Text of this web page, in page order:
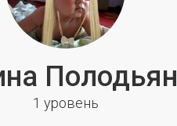
Полодьян
1 уровень